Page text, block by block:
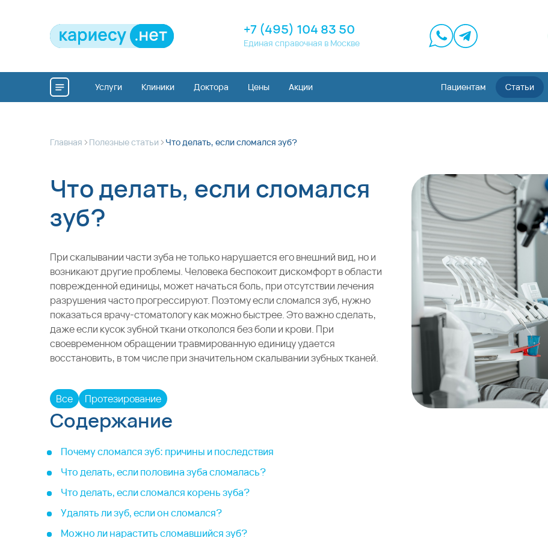
+7 (495) 104 83 50
Единая справочная в Москве
Услуги Клиники Доктора Цены Акции Пациентам Статьи
Главная > Полезные статьи > Что делать, если сломался зуб?
Что делать, если сломался
зуб?
При скалывании части зуба не только нарушается его внешний вид, но и
возникают другие проблемы. Человека беспокоит дискомфорт в области
поврежденной единицы, может начаться боль, при отсутствии лечения
разрушения часто прогрессируют. Поэтому если сломался зуб, нужно
показаться врачу-стоматологу как можно быстрее. Это важно сделать,
даже если кусок зубной ткани откололся без боли и крови. При
своевременном обращении травмированную единицу удается
восстановить, в том числе при значительном скалывании зубных тканей.
Все Протезирование
Содержание
Почему сломался зуб: причины и последствия
Что делать, если половина зуба сломалась?
Что делать, если сломался корень зуба?
Удалять ли зуб, если он сломался?
Можно ли нарастить сломавшийся зуб?